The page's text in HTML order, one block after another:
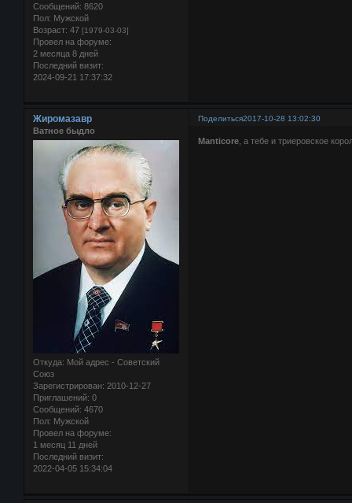
Сообщений: 8620
Пол: Мужской
Возраст: 47 [1979-03-03]
Провел на форуме:
2 месяца 8 дней
Последний визит:
2024-09-21 17:37:32
Поделиться2017-10-28 13:02:30
Жиромазавр
Ватное быдло
Откуда: Мой адрес - Советский
Союз
Зарегистрирован: 2010-12-27
Приглашений: 0
Сообщений: 4670
Пол: Мужской
Провел на форуме:
1 месяц 11 дней
Последний визит:
2022-04-05 15:34:04
Manticore , а тебе и триеровское